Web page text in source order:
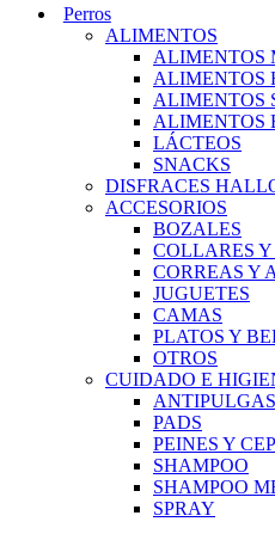
Perros
ALIMENTOS
ALIMENTOS
ALIMENTOS
ALIMENTOS
ALIMENTOS
LÁCTEOS
SNACKS
DISFRACES
ACCESORIOS
BOZALES
COLLARES
CORREAS Y
JUGUETES
CAMAS
PLATOS Y
OTROS
CUIDADO E
ANTIPULGAS
PADS
PEINES Y
SHAMPOO
SHAMPOO
SPRAY